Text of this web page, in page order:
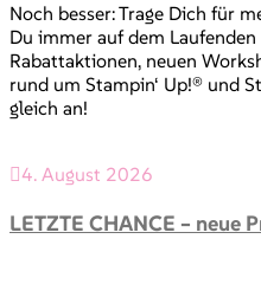
Noch besser: Trage Dich für
Du immer auf dem
Rabattaktionen, neuen
rund um Stampin‘ Up!® und
gleich an!
4. August 2026
LETZTE CHANCE – neue